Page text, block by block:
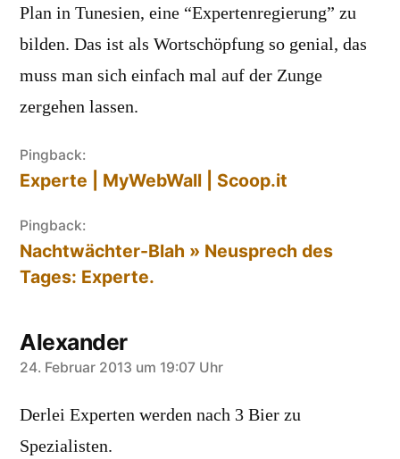
Plan in Tunesien, eine “Expertenregierung” zu
bilden. Das ist als Wortschöpfung so genial, das
muss man sich einfach mal auf der Zunge
zergehen lassen.
Pingback:
Experte | MyWebWall | Scoop.it
Pingback:
Nachtwächter-Blah » Neusprech des
Tages: Experte.
Alexander
sagt:
24. Februar 2013 um 19:07 Uhr
Derlei Experten werden nach 3 Bier zu
Spezialisten.